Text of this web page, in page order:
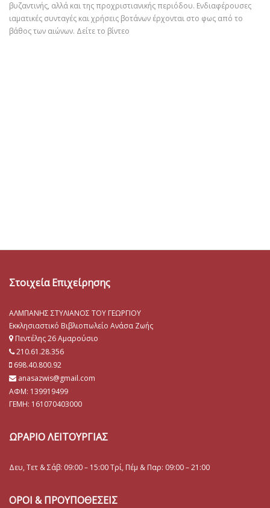
βυζαντινής, αλλά και της προχριστιανικής περιόδου. Ενδιαφέρουσες
ιαματικές συνταγές και χρήσεις βοτάνων έρχονται στο φως από το
βάθος των αιώνων. Δείτε το βίντεο
Στοιχεία Επιχείρησης
ΑΛΜΠΑΝΗΣ ΣΤΥΛΙΑΝΟΣ ΤΟΥ ΓΕΩΡΓΙΟΥ
Εκκλησιαστικό Βιβλιοπωλείο Ανάσα Ζωής
Πεντέλης 26 Αμαρούσιο
210.61.28.356
698.40.800.92
anasazwis@gmail.com
ΑΦΜ: 139919499
ΓΕΜΗ: 161070403000
ΩΡΑΡΙΟ ΛΕΙΤΟΥΡΓΙΑΣ
Δευ, Τετ & Σάβ: 09:00 – 15:00 Τρί, Πέμ & Παρ: 09:00 – 21:00
ΟΡΟΙ & ΠΡΟΥΠΟΘΕΣΕΙΣ